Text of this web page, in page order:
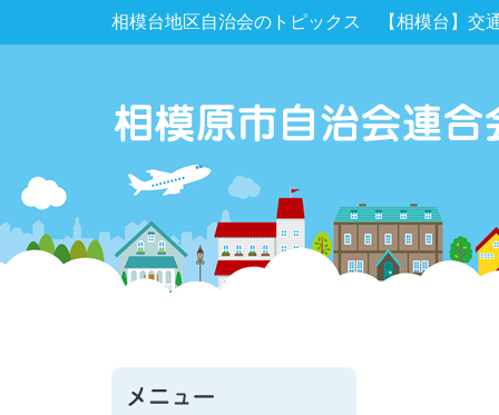
相模台地区自治会のトピックス 【相模台】交